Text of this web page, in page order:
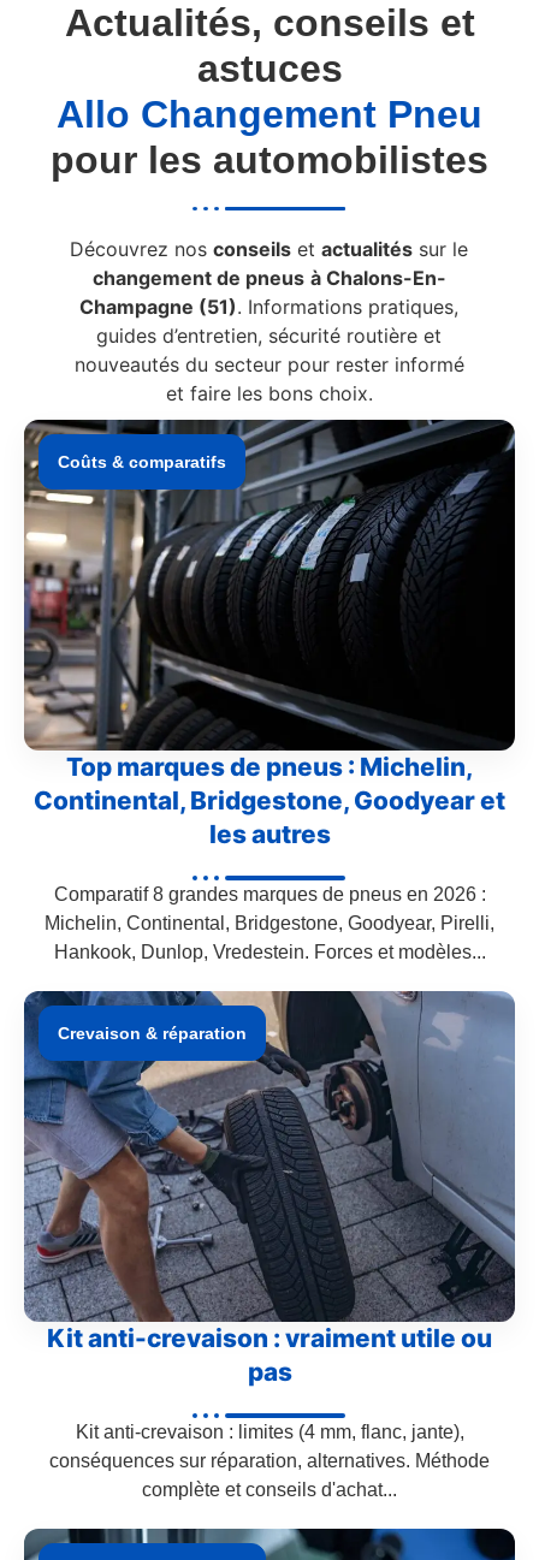
Actualités, conseils et
astuces
Allo Changement Pneu
pour les automobilistes
Découvrez nosconseils etactualités sur le
changement de pneus à Chalons-En-
Champagne (51). Informations pratiques,
guides d’entretien, sécurité routière et
nouveautés du secteur pour rester informé
et faire les bons choix.
Coûts & comparatifs
Top marques de pneus : Michelin,
Continental, Bridgestone, Goodyear et
les autres
Comparatif 8 grandes marques de pneus en 2026 :
Michelin, Continental, Bridgestone, Goodyear, Pirelli,
Hankook, Dunlop, Vredestein. Forces et modèles...
Crevaison & réparation
Kit anti-crevaison : vraiment utile ou
pas
Kit anti-crevaison : limites (4 mm, flanc, jante),
conséquences sur réparation, alternatives. Méthode
complète et conseils d'achat...